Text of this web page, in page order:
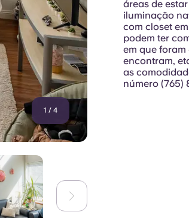
1 / 4
áreas de
iluminação
com closet
podem ter
em que
encontram,
as
número (765)